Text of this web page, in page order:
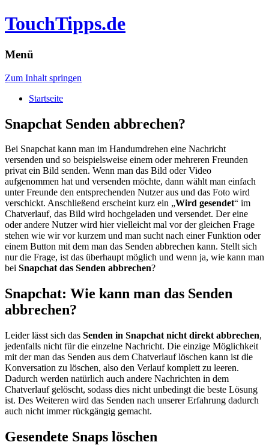
TouchTipps.de
Menü
Zum Inhalt springen
Startseite
Snapchat Senden abbrechen?
Bei Snapchat kann man im Handumdrehen eine Nachricht
versenden und so beispielsweise einem oder mehreren Freunden
privat ein Bild senden. Wenn man das Bild oder Video
aufgenommen hat und versenden möchte, dann wählt man einfach
unter Freunde den entsprechenden Nutzer aus und das Foto wird
verschickt. Anschließend erscheint kurz ein „Wird gesendet“ im
Chatverlauf, das Bild wird hochgeladen und versendet. Der eine
oder andere Nutzer wird hier vielleicht mal vor der gleichen Frage
stehen wie wir vor kurzem und man sucht nach einer Funktion oder
einem Button mit dem man das Senden abbrechen kann. Stellt sich
nur die Frage, ist das überhaupt möglich und wenn ja, wie kann man
bei Snapchat das Senden abbrechen?
Snapchat: Wie kann man das Senden
abbrechen?
Leider lässt sich das Senden in Snapchat nicht direkt abbrechen,
jedenfalls nicht für die einzelne Nachricht. Die einzige Möglichkeit
mit der man das Senden aus dem Chatverlauf löschen kann ist die
Konversation zu löschen, also den Verlauf komplett zu leeren.
Dadurch werden natürlich auch andere Nachrichten in dem
Chatverlauf gelöscht, sodass dies nicht unbedingt die beste Lösung
ist. Des Weiteren wird das Senden nach unserer Erfahrung dadurch
auch nicht immer rückgängig gemacht.
Gesendete Snaps löschen